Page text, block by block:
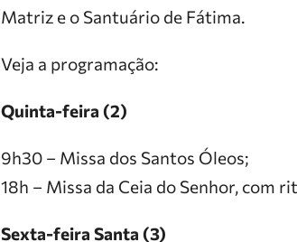
Matriz e o Santuário de Fátima.
Veja a programação:
Quinta-feira (2)
9h30 – Missa dos Santos Óleos;
18h – Missa da Ceia do Senhor, com
Sexta-feira Santa (3)